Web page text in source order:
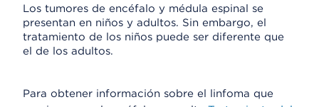
Los tumores de encéfalo y médula espinal se
presentan en niños y adultos. Sin embargo, el
tratamiento de los niños puede ser diferente que
el de los adultos.
Para obtener información sobre el linfoma que